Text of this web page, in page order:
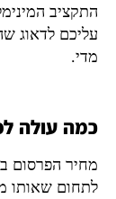
עליכם לדאוג
מדי.
כמה עולה
מחיר הפרסום
לתחום שאותו